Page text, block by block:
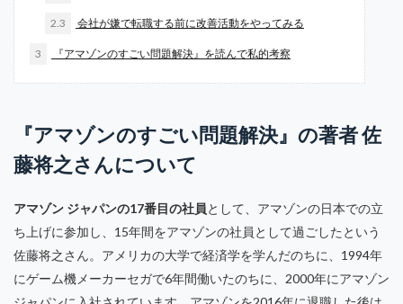
2.3 会社が嫌で転職する前に改善活動をやってみる
3 『アマゾンのすごい問題解決』を読んで私的考察
『アマゾンのすごい問題解決』の著者 佐
藤将之さんについて
アマゾン ジャパンの17番目の社員として、アマゾンの日本での立
ち上げに参加し、15年間をアマゾンの社員として過ごしたという
佐藤将之さん。アメリカの大学で経済学を学んだのちに、1994年
にゲーム機メーカーセガで6年間働いたのちに、2000年にアマゾン